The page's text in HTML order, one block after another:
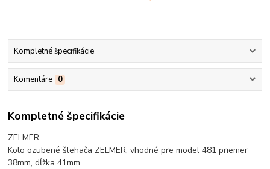
Kompletné špecifikácie
Komentáre 0
Kompletné špecifikácie
ZELMER
Kolo ozubené šlehača ZELMER, vhodné pre model 481 priemer
38mm, dĺžka 41mm